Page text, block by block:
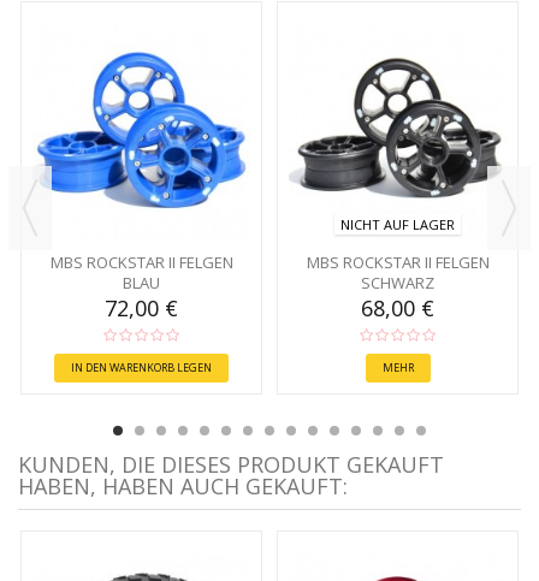
MBS ROCKSTAR II FELGEN
BLAU
72,00 €
IN DEN WARENKORB LEGEN
NICHT AUF LAGER
MBS ROCKSTAR II FELGEN
SCHWARZ
68,00 €
MEHR
KUNDEN, DIE DIESES PRODUKT GEKAUFT
HABEN, HABEN AUCH GEKAUFT: